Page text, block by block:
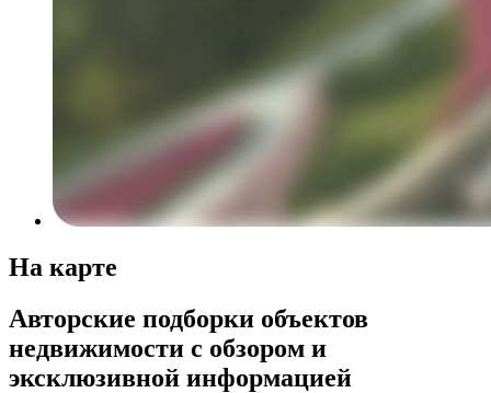
На карте
Авторские подборки объектов
недвижимости с обзором и
эксклюзивной информацией